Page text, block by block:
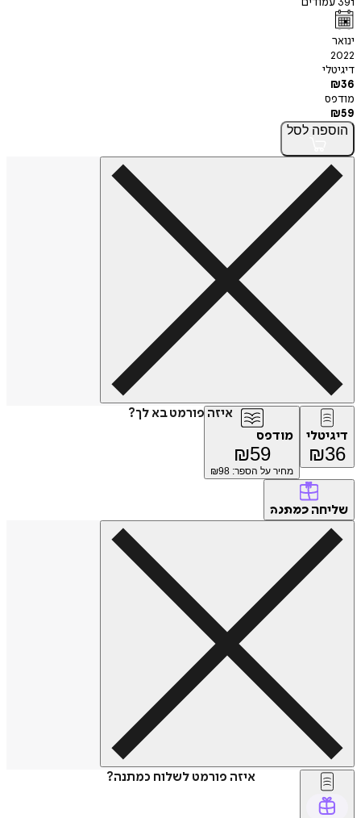
ינואר
2022
דיגיטלי
₪36
מודפס
₪59
הוספה לסל
איזה פורמט בא לך?
דיגיטלי
₪36
מודפס
₪59
מחיר על הספר: ₪ 98
שליחה כמתנה
איזה פורמט לשלוח כמתנה?